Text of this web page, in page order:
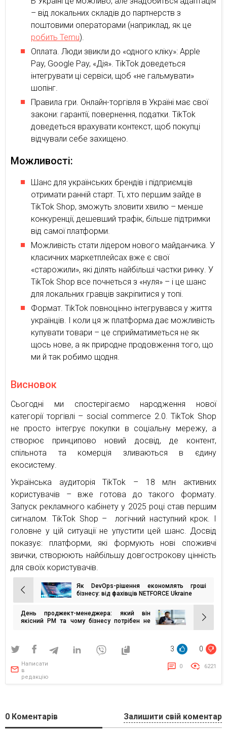
– від локальних складів до партнерств з
поштовими операторами (наприклад, як це
робить Temu).
Оплата. Люди звикли до «одного кліку»: Apple
Pay, Google Pay, «Дія». TikTok доведеться
інтегрувати ці сервіси, щоб «не гальмувати»
шопінг.
Правила гри. Онлайн-торгівля в Україні має свої
закони: гарантії, повернення, податки. TikTok
доведеться врахувати контекст, щоб покупці
відчували себе захищено.
Можливості:
Шанс для українських брендів і підприємців
отримати ранній старт. Ті, хто першим зайде в
TikTok Shop, зможуть зловити хвилю – менше
конкуренції, дешевший трафік, більше підтримки
від самої платформи.
Можливість стати лідером нового майданчика. У
класичних маркетплейсах вже є свої
«старожили», які ділять найбільші частки ринку. У
TikTok Shop все почнеться з «нуля» – і це шанс
для локальних гравців закріпитися у топі.
Формат. TikTok повноцінно інтегрувався у життя
українців. І коли ця ж платформа дає можливість
купувати товари – це сприйматиметься не як
щось нове, а як природне продовження того, що
ми й так робимо щодня.
Висновок
Сьогодні ми спостерігаємо народження нової
категорії торгівлі – social commerce 2.0. TikTok Shop
не просто інтегрує покупки в соціальну мережу, а
створює принципово новий досвід, де контент,
спільнота та комерція зливаються в єдину
екосистему.
Українська аудиторія TikTok – 18 млн активних
користувачів – вже готова до такого формату.
Запуск рекламного кабінету у 2025 році став першим
сигналом. TikTok Shop – логічний наступний крок. І
головне у цій ситуації не упустити цей шанс. Досвід
показує: платформи, які формують нові споживчі
звички, створюють найбільшу довгострокову цінність
для своїх користувачів.
Навігація
записів
Як DevOps-рішення економлять гроші
бізнесу: від фахівців NETFORCE Ukraine
День проджект-менеджера: який він
якісний PM та чому бізнесу потрібен не
3 0
Написати
в
редакцію
0 6221
0 Коментарів Залишити свій коментар